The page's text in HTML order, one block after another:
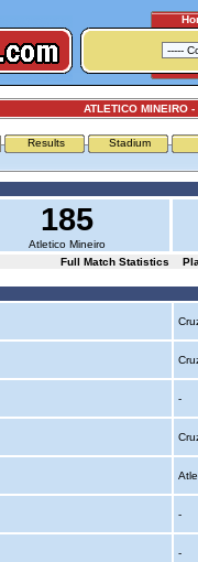
ATLETICO MINEIRO -
Results Stadium
185
Atletico Mineiro
Full Match Statistics
-
-
-